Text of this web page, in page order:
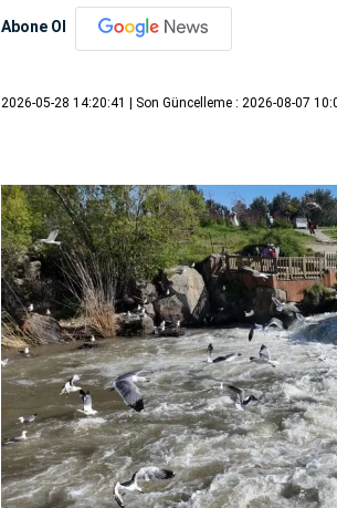
Abone Ol
2026-05-28 14:20:41 | Son Güncelleme : 2026-08-07